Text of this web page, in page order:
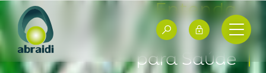
Entenda
O Setor de
Produtos
para Saúde